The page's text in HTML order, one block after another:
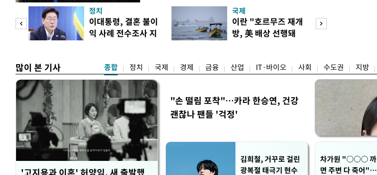
보가 8일 제주·인천 지역 순회경선에서 '누적 1위'를 탈환했
다. 앞서 정청래 후보 우세 지역으로 점쳐졌던 충청권과 부산
·울산·경남 경선에서 1승 1패를 주고 받은 김 후보는 이날
제주·인천 경선에서 이기며 '2승 1패'로 앞서가게 됐다. 다
정치
이대통령, 결혼 불이
익 사례 전수조사 지
국제
이란 "호르무즈 재개
방, 美 배상 선행돼
많이 본 기사 종합 정치 국제 경제 금융 산업 IT·바이오 사회 수도권 지방
'고지용과 이혼' 허양임, 새 출발했
"손 떨림 포착"…카라 한승연, 건강
괜찮나 팬들 '걱정'
김희철, 거꾸로 걸린
광복절 태극기 현수
차가원 "○○○ 까
면 주변 다 죽어"…